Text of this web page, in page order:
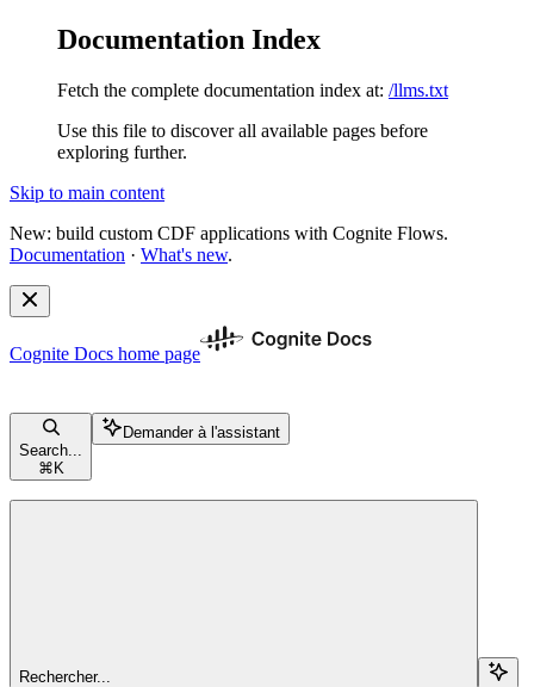
Documentation Index
Fetch the complete documentation index at: /llms.txt
Use this file to discover all available pages before
exploring further.
Skip to main content
New: build custom CDF applications with Cognite Flows.
Documentation · What's new.
Cognite Docs home page
Search...
⌘ K
Demander à l'assistant
Rechercher...